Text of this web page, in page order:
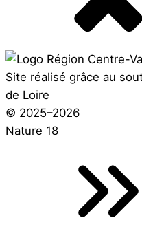
Site réalisé grâce au
de Loire
© 2025–2026
Nature 18